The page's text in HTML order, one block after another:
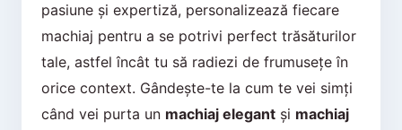
pasiune și expertiză, personalizează fiecare
machiaj pentru a se potrivi perfect trăsăturilor
tale, astfel încât tu să radiezi de frumusețe în
orice context. Gândește-te la cum te vei simți
când vei purta un machiaj elegantși machiaj